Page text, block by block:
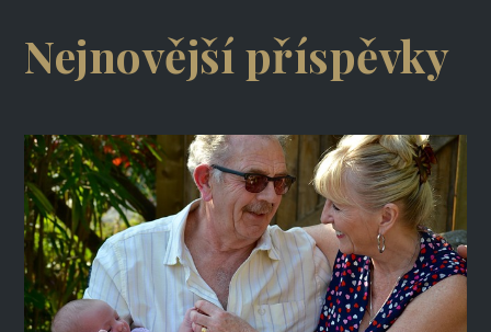
Nejnovější příspěvky